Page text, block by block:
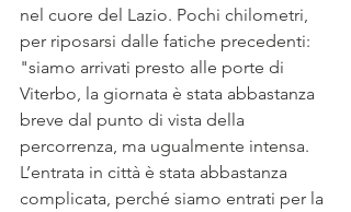
nel cuore del Lazio. Pochi chilometri,
per riposarsi dalle fatiche precedenti:
"siamo arrivati presto alle porte di
Viterbo, la giornata è stata abbastanza
breve dal punto di vista della
percorrenza, ma ugualmente intensa.
L’entrata in città è stata abbastanza
complicata, perché siamo entrati per la